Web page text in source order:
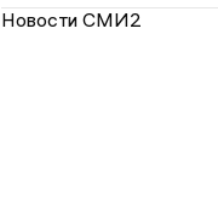
Новости СМИ2